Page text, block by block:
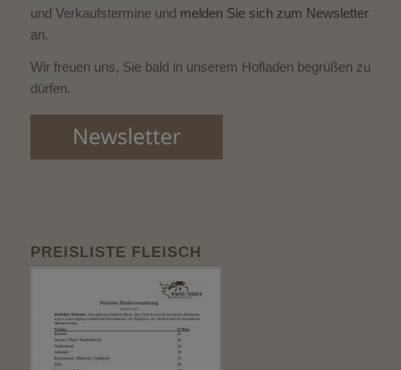
und Verkaufstermine und melden Sie sich zum Newsletter
an.
Wir freuen uns, Sie bald in unserem Hofladen begrüßen zu
dürfen.
PREISLISTE FLEISCH